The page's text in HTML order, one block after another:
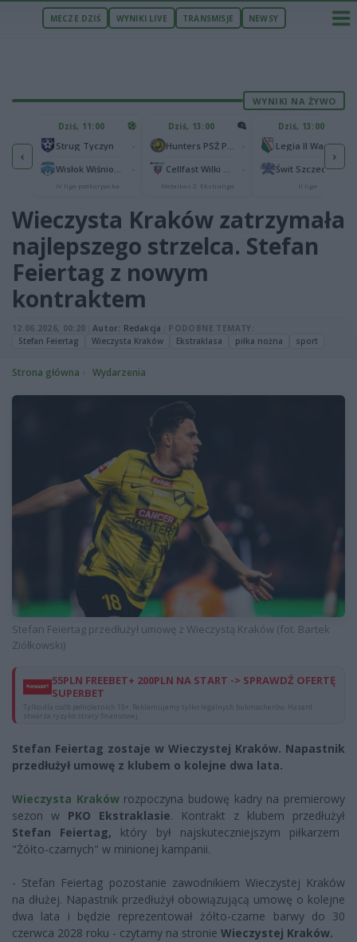
MECZE DZIŚ WYNIKI LIVE TRANSMISJE NEWSY
WYNIKI NA ŻYWO
‹
Podbeskidzie Bielsko-Biała2
2
Dziś, 11:00
Strug Tyczyn
IV liga podkarpacka
Dziś, 13:00
Metalkas 2. Ekstraliga
Dziś, 13:00
Legia II Warszawa
Świt Szczecin
II liga
›
Wieczysta Kraków zatrzymała
najlepszego strzelca. Stefan
Feiertag z nowym
kontraktem
12.06.2026, 00:20 Autor: Redakcja
PODOBNE TEMATY:
Stefan Feiertag
Wieczysta Kraków Ekstraklasa piłka nożna sport
Strona główna Wydarzenia
Stefan Feiertag przedłużył umowę z Wieczystą Kraków (fot. Bartek
Ziółkowski)
55PLN FREEBET+ 200PLN NA START -> SPRAWDŹ OFERTĘ
SUPERBET
Tylko dla osób pełnoletnich 18+. Reklamujemy tylko legalnych bukmacherów. Hazard
stwarza ryzyko straty finansowej.
Stefan Feiertag zostaje w Wieczystej Kraków. Napastnik
przedłużył umowę z klubem o kolejne dwa lata.
Wieczysta Krakówrozpoczyna budowę kadry na premierowy
sezon w PKO Ekstraklasie. Kontrakt z klubem przedłużył
Stefan Feiertag, który był najskuteczniejszym piłkarzem
"Żółto-czarnych" w minionej kampanii.
- Stefan Feiertag pozostanie zawodnikiem Wieczystej Kraków
na dłużej. Napastnik przedłużył obowiązującą umowę o kolejne
dwa lata i będzie reprezentował żółto-czarne barwy do 30
czerwca 2028 roku - czytamy na stronie Wieczystej Kraków.